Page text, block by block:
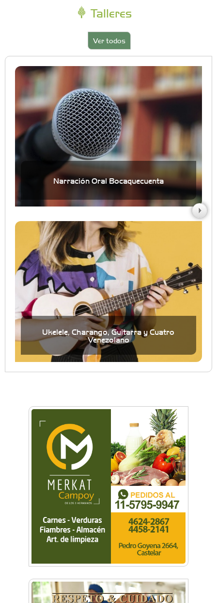
Talleres
Ver todos
Narración Oral Bocaquecuenta
Ukelele, Charango, Guitarra y Cuatro
Venezolano